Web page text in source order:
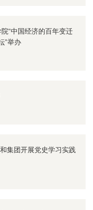
“中国经济的百年变迁
”举办
集团开展党史学习实践